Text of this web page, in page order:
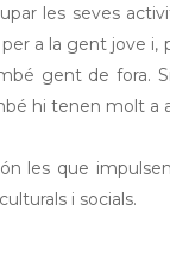
les seves
a la gent jove
gent de fora.
hi tenen molt a
les que
i socials.